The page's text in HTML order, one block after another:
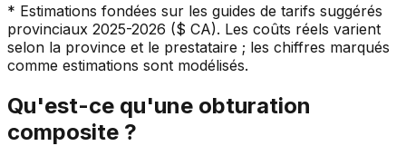
* Estimations fondées sur les guides de tarifs suggérés
provinciaux 2025-2026 ($ CA). Les coûts réels varient
selon la province et le prestataire ; les chiffres marqués
comme estimations sont modélisés.
Qu'est-ce qu'une obturation
composite ?